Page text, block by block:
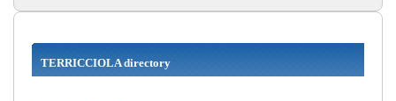
TERRICCIOLA directory